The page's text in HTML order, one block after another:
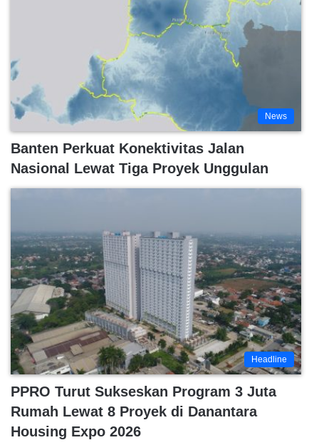
News
Banten Perkuat Konektivitas Jalan
Nasional Lewat Tiga Proyek Unggulan
Headline
PPRO Turut Sukseskan Program 3 Juta
Rumah Lewat 8 Proyek di Danantara
Housing Expo 2026